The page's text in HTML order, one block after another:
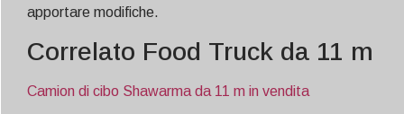
apportare modifiche.
Correlato Food Truck da 11 m
Camion di cibo Shawarma da 11 m in vendita